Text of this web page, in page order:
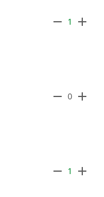
remove 1 add
remove 0 add
remove 1 add